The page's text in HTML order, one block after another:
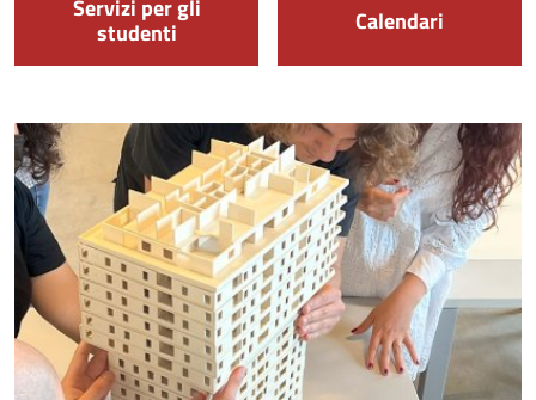
Servizi per gli
studenti Calendari